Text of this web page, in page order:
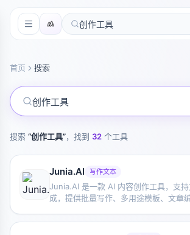
首页 搜索
搜索 “创作工具”，找到 32 个工具
Junia.AI 写作文本
Junia.AI 是一款 AI 内容创作工具，支
成，提供批量写作、多用途模板、文章